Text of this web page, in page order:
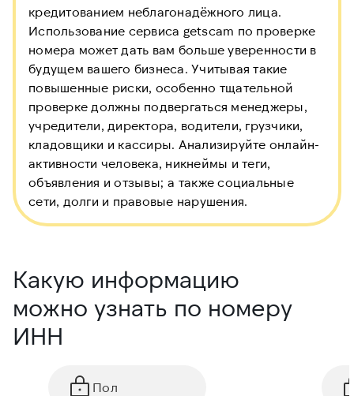
кредитованием неблагонадёжного лица.
Использование сервиса getscam по проверке
номера может дать вам больше уверенности в
будущем вашего бизнеса. Учитывая такие
повышенные риски, особенно тщательной
проверке должны подвергаться менеджеры,
учредители, директора, водители, грузчики,
кладовщики и кассиры. Анализируйте онлайн-
активности человека, никнеймы и теги,
объявления и отзывы; а также социальные
сети, долги и правовые нарушения.
Какую информацию
можно узнать по номеру
ИНН
Пол